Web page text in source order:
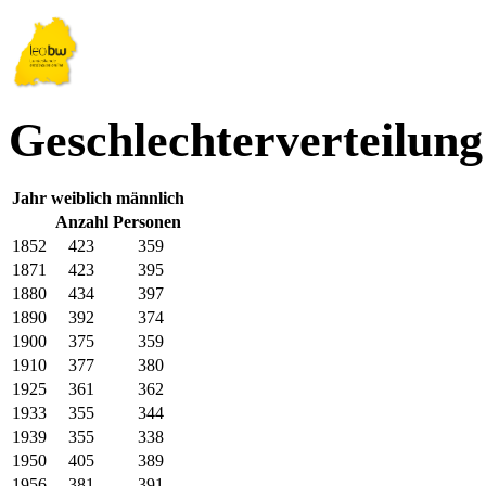
Jahr weiblich männlich
Anzahl Personen
1852
423
359
1871
423
395
1880
434
397
1890
392
374
1900
375
359
1910
377
380
1925
361
362
1933
355
344
1939
355
338
1950
405
389